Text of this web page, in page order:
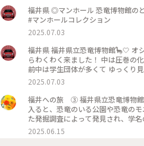
福井県 ◎マンホール 恐竜博物館のところにあった 小さめのマンホール◎ シンプルで可愛い🥰 #福井県 #マンホール
#マンホールコレクション
2025.07.03
福井県 福井県立恐竜博物館🦕‎🤍 オ
らわくわく来ました！ 中は圧巻の化石たち！ リアルに動く恐竜たちに近づけない子も たくさんいました😅 平日の午
前中は学生団体が多くて ゆっくり見て回りたいなら平
インとGODIVAコラボの品を 買いました😚 …でも何でこの入口の素敵なオブジェが お土産にライ
いんだ！！！！ 売れると思います
2025.07.03
福井への旅 ③ 福井県立恐竜博物館 永平寺をあとにして向かうは勝山市にある福井県立恐竜博物館です。勝山市に
入ると、恐竜のいる公園や恐竜のモニュメントが増えてきま
た発掘調査によって発見され、学
サウルス、コシサウルス、フクイ
ながっていたことを実感します。 本館も広い空間に様々な恐竜の展示があり、その他にも地球科学の歴史、生命の歴
2025.06.15